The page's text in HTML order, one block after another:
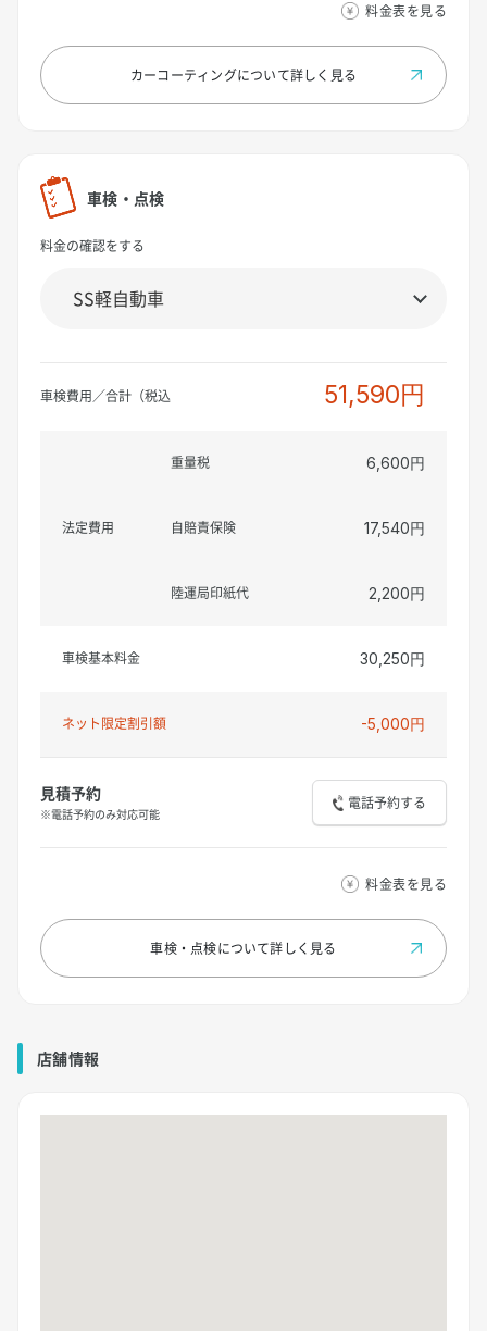
料金表を見る
カーコーティングについて詳しく見る
車検・点検
料金の確認をする
車検費用／合計（税込 51,590円
法定費用
重量税 6,600円
自賠責保険 17,540円
陸運局印紙代 2,200円
車検基本料金 30,250円
ネット限定割引額 -5,000円
見積予約
※電話予約のみ対応可能
電話予約する
料金表を見る
車検・点検について詳しく見る
店舗情報